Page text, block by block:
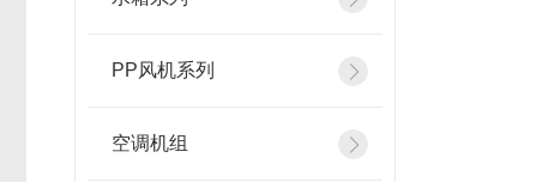
PP风机系列
空调机组